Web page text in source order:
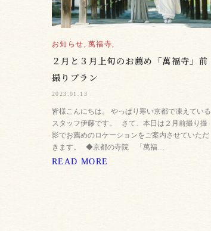
お知らせ, 萬福寺,
２月と３月上旬のお薦め「萬福寺」前
撮りプラン
2023.01.13
皆様こんにちは。 やっぱり寒い京都で凍えている
スタッフ伊藤です。 さて、本日は２月前撮り撮
影でお薦めのロケーションをご案内させていただ
きます。 ◆京都の寺院 「萬福…
READ MORE